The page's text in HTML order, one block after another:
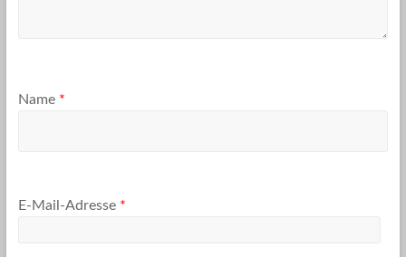
Name *
E-Mail-Adresse *